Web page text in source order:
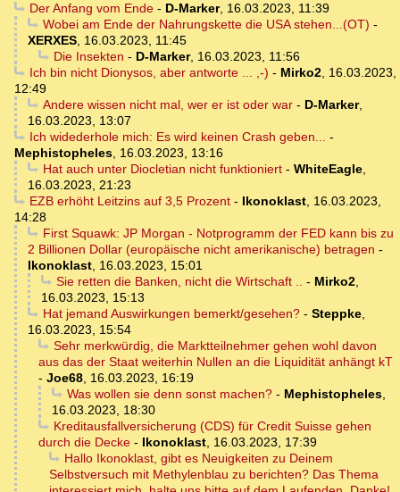
Der Anfang vom Ende- D-Marker, 16.03.2023, 11:39
Wobei am Ende der Nahrungskette die USA stehen...(OT) -
XERXES, 16.03.2023, 11:45
Die Insekten - D-Marker, 16.03.2023, 11:56
Ich bin nicht Dionysos, aber antworte ... ,-) - Mirko2, 16.03.2023,
12:49
Andere wissen nicht mal, wer er ist oder war- D-Marker,
16.03.2023, 13:07
Ich widederhole mich: Es wird keinen Crash geben... -
Mephistopheles, 16.03.2023, 13:16
Hat auch unter Diocletian nicht funktioniert- WhiteEagle,
16.03.2023, 21:23
EZB erhöht Leitzins auf 3,5 Prozent- Ikonoklast, 16.03.2023,
14:28
First Squawk: JP Morgan - Notprogramm der FED kann bis zu
2 Billionen Dollar (europäische nicht amerikanische) betragen -
Ikonoklast, 16.03.2023, 15:01
Sie retten die Banken, nicht die Wirtschaft .. - Mirko2,
16.03.2023, 15:13
Hat jemand Auswirkungen bemerkt/gesehen?- Steppke,
16.03.2023, 15:54
Sehr merkwürdig, die Marktteilnehmer gehen wohl davon
aus das der Staat weiterhin Nullen an die Liquidität anhängt kT
- Joe68, 16.03.2023, 16:19
Was wollen sie denn sonst machen?- Mephistopheles,
16.03.2023, 18:30
Kreditausfallversicherung (CDS) für Credit Suisse gehen
durch die Decke - Ikonoklast, 16.03.2023, 17:39
Hallo Ikonoklast, gibt es Neuigkeiten zu Deinem
Selbstversuch mit Methylenblau zu berichten? Das Thema